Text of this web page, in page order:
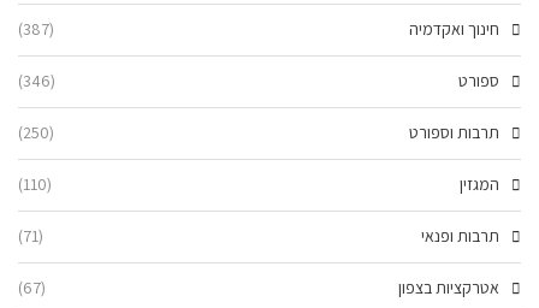
חינוך ואקדמיה (387)
ספורט (346)
תרבות וספורט (250)
המגזין (110)
תרבות ופנאי (71)
אטרקציות בצפון (67)